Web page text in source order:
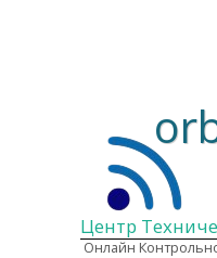
Центр
Онлайн